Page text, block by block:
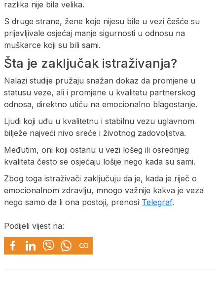
razlika nije bila velika.
S druge strane, žene koje nijesu bile u vezi češće su
prijavljivale osjećaj manje sigurnosti u odnosu na
muškarce koji su bili sami.
Šta je zaključak istraživanja?
Nalazi studije pružaju snažan dokaz da promjene u
statusu veze, ali i promjene u kvalitetu partnerskog
odnosa, direktno utiču na emocionalno blagostanje.
Ljudi koji uđu u kvalitetnu i stabilnu vezu uglavnom
bilježe najveći nivo sreće i životnog zadovoljstva.
Međutim, oni koji ostanu u vezi lošeg ili osrednjeg
kvaliteta često se osjećaju lošije nego kada su sami.
Zbog toga istraživači zaključuju da je, kada je riječ o
emocionalnom zdravlju, mnogo važnije kakva je veza
nego samo da li ona postoji, prenosi Telegraf.
Podijeli vijest na: